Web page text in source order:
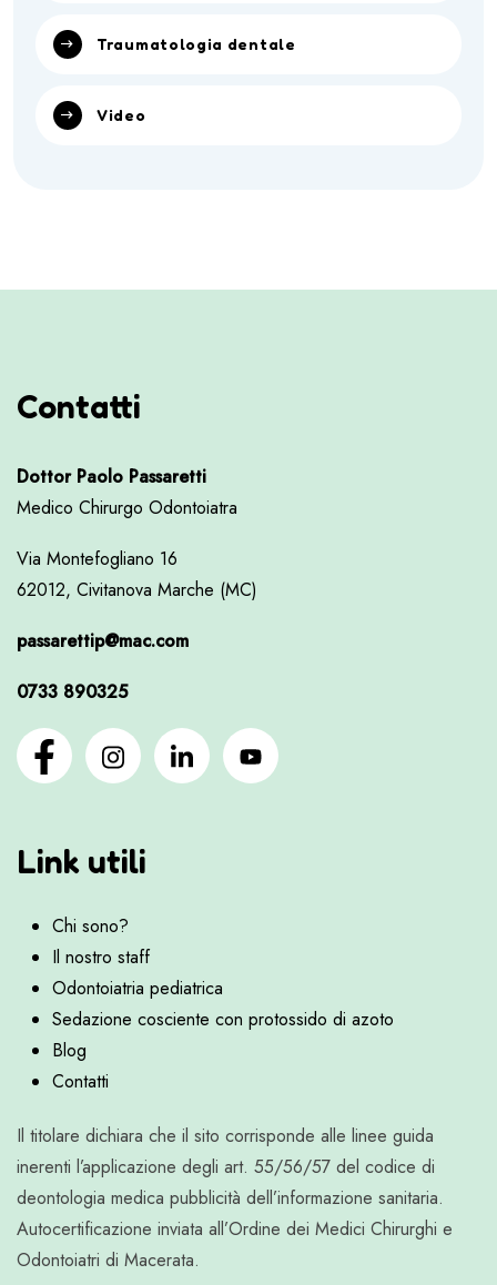
Traumatologia dentale
Video
Contatti
Dottor Paolo Passaretti
Medico Chirurgo Odontoiatra
Via Montefogliano 16
62012, Civitanova Marche (MC)
passarettip@mac.com
0733 890325
Link utili
Chi sono?
Il nostro staff
Odontoiatria pediatrica
Sedazione cosciente con protossido di azoto
Blog
Contatti
Il titolare dichiara che il sito corrisponde alle linee guida
inerenti l’applicazione degli art. 55/56/57 del codice di
deontologia medica pubblicità dell’informazione sanitaria.
Autocertificazione inviata all’Ordine dei Medici Chirurghi e
Odontoiatri di Macerata.